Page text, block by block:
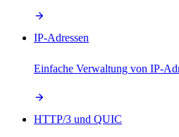
IP-Adressen
Einfache Verwaltung von IP-
HTTP/3 und QUIC